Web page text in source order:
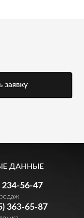
заявку
ДАННЫЕ
234-56-47
363-65-87